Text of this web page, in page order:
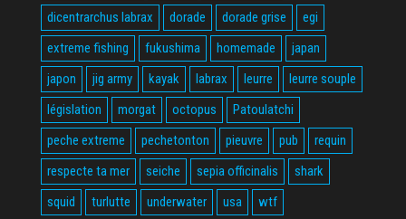
dicentrarchus labrax
dorade dorade grise
egi
extreme fishing
fukushima homemade
japan
japon
jig army kayak labrax leurre
leurre souple
législation
morgat octopus
Patoulatchi
peche extreme
pechetonton pieuvre pub
requin
respecte ta mer
seiche sepia officinalis
shark
squid
turlutte underwater usa wtf